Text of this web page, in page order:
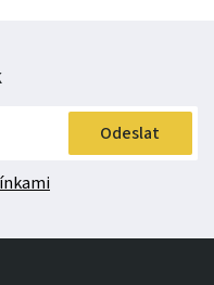
Odeslat